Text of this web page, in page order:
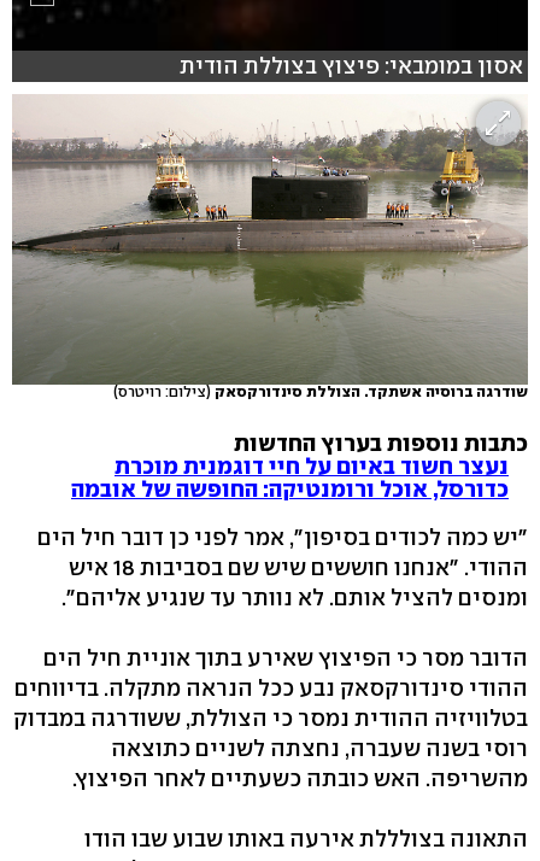
hlsjs-lite: Network error
אסון במומבאי: פיצוץ בצוללת הודית
שודרגה ברוסיה אשתקד. הצוללת סינדורקסאק(צילום: רויטרס)
כתבות נוספות בערוץ החדשות
נעצר חשוד באיום על חיי דוגמנית מוכרת
כדורסל, אוכל ורומנטיקה: החופשה של אובמה
"יש כמה לכודים בסיפון", אמר לפני כן דובר חיל הים
ההודי. "אנחנו חוששים שיש שם בסביבות 18 איש
ומנסים להציל אותם. לא נוותר עד שנגיע אליהם".
הדובר מסר כי הפיצוץ שאירע בתוך אוניית חיל הים
ההודי סינדורקסאק נבע ככל הנראה מתקלה. בדיווחים
בטלוויזיה ההודית נמסר כי הצוללת, ששודרגה במבדוק
רוסי בשנה שעברה, נחצתה לשניים כתוצאה
מהשריפה. האש כובתה כשעתיים לאחר הפיצוץ.
התאונה בצולללת אירעה באותו שבוע שבו הודו